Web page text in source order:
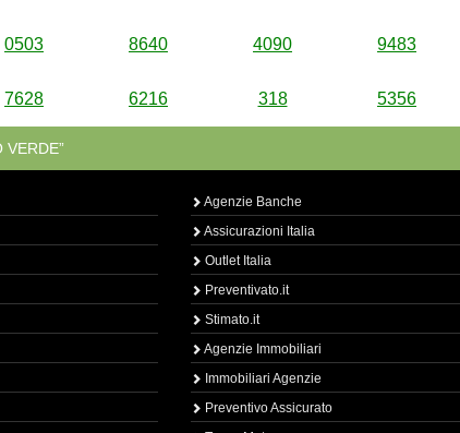
0503 8640 4090 9483
7628 6216 318 5356
VERDE”
Agenzie Banche
Assicurazioni Italia
Outlet Italia
Preventivato.it
Stimato.it
Agenzie Immobiliari
Immobiliari Agenzie
Preventivo Assicurato